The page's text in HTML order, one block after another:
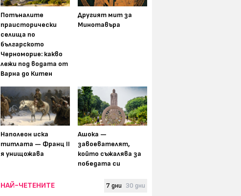
Потъналите
праисторически
селища по
българското
Черноморие: какво
лежи под водата от
Варна до Китен
Другият мит за
Минотавъра
Наполеон иска
титлата — Франц II
я унищожава
Ашока —
завоевателят,
който съжалява за
победата си
НАЙ-ЧЕТЕНИТЕ 7 дни 30 дни